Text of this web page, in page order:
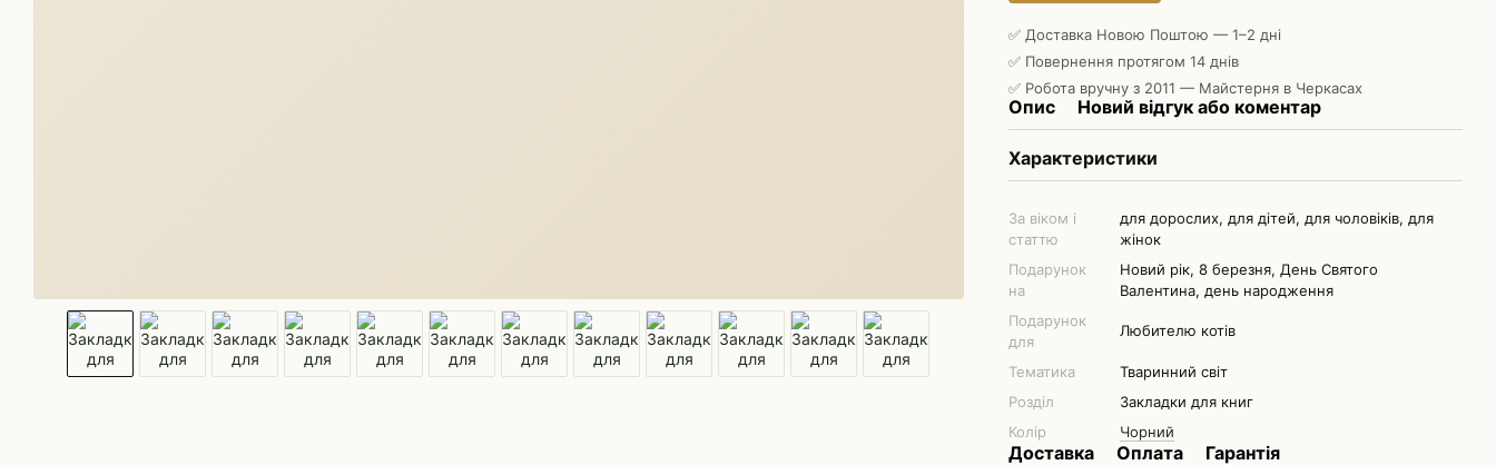
✅ Доставка Новою Поштою — 1–2 дні
✅ Повернення протягом 14 днів
✅ Робота вручну з 2011 — Майстерня в Черкасах
Опис Новий відгук або коментар
Характеристики
За віком і
статтю
для дорослих, для дітей, для чоловіків, для
жінок
Подарунок
на
Новий рік, 8 березня, День Святого
Валентина, день народження
Подарунок
для
Любителю котів
Тематика
Тваринний світ
Розділ
Закладки для книг
Колір
Чорний
Доставка Оплата Гарантія